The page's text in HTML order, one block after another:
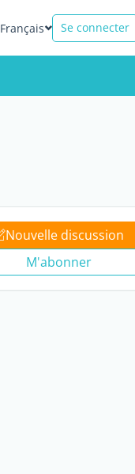
Français Se connecter
Nouvelle discussion
M'abonner